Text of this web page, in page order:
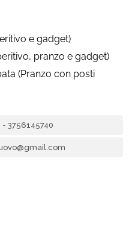
e gadget)
pranzo e gadget)
(Pranzo con posti
3756145740